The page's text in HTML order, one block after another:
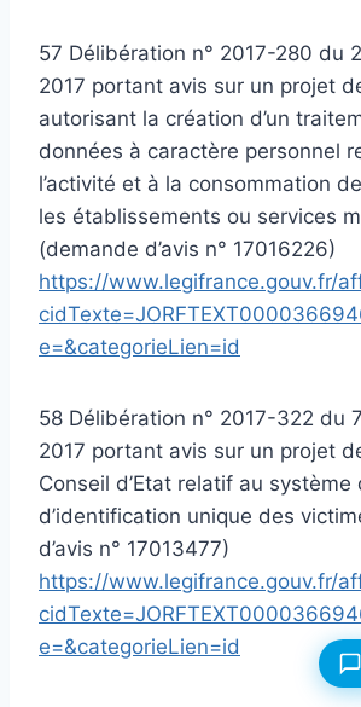
57 Délibération n° 2017-280 du
2017 portant avis sur un projet
autorisant la création d’un
données à caractère personnel
l’activité et à la consommation
les établissements ou services
(demande d’avis n° 17016226)
https://www.legifrance.gouv.fr/
e=&categorieLien=id
58 Délibération n° 2017-322 du
2017 portant avis sur un projet
Conseil d’Etat relatif au système
d’identification unique des
d’avis n° 17013477)
https://www.legifrance.gouv.fr/
e=&categorieLien=id